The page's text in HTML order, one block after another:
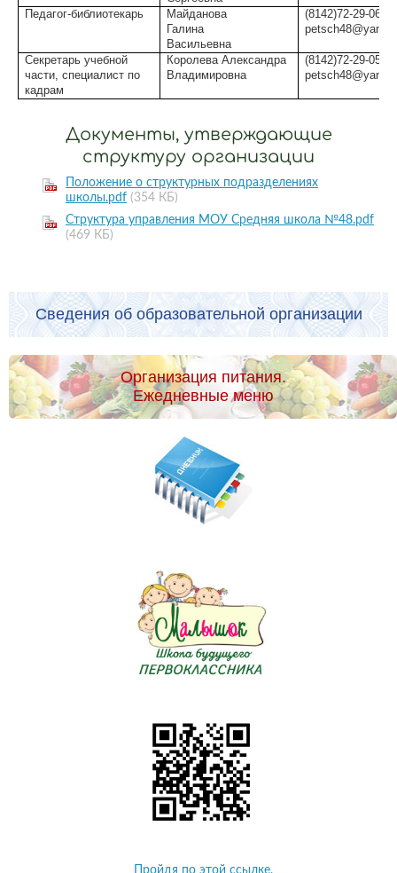
Педагог-библиотекарь
Майданова
Галина
Васильевна
(8142)72-29-06
Секретарь учебной
части, специалист по
кадрам
Королева Александра
Владимировна
(8142)72-29-05
Документы, утверждающие
структуру организации
Положение о структурных подразделениях
школы.pdf (354 КБ)
Структура управления МОУ Средняя школа №48.pdf
(469 КБ)
Сведения об образовательной организации
Организация питания.
Ежедневные меню
Пройдя по этой ссылке,